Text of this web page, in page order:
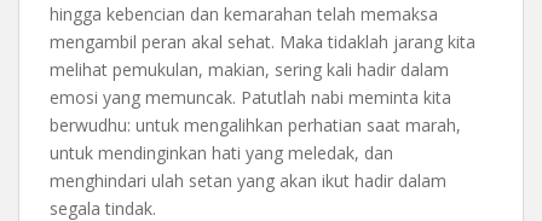
hingga kebencian dan kemarahan telah memaksa
mengambil peran akal sehat. Maka tidaklah jarang kita
melihat pemukulan, makian, sering kali hadir dalam
emosi yang memuncak. Patutlah nabi meminta kita
berwudhu: untuk mengalihkan perhatian saat marah,
untuk mendinginkan hati yang meledak, dan
menghindari ulah setan yang akan ikut hadir dalam
segala tindak.